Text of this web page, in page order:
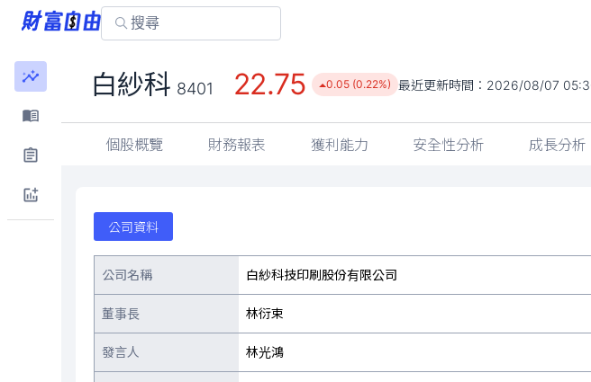
白紗科 8401 22.75 0.05 (0.22%) 最近更新時間： 2026/08/07
個股概覽 財務報表 獲利能力 安全性分析 成長分析
公司資料
公司名稱 白紗科技印刷股份有限公司
董事長 林衍束
發言人 林光鴻